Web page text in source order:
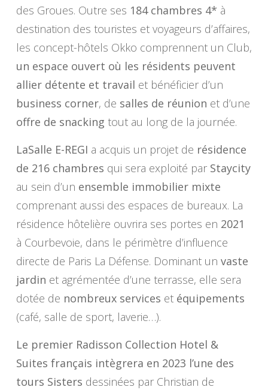
des Groues. Outre ses 184 chambres 4* à
destination des touristes et voyageurs d’affaires,
les concept-hôtels Okko comprennent un Club,
un espace ouvert où les résidents peuvent
allier détente et travail et bénéficier d’un
business corner, de salles de réunion et d’une
offre de snacking tout au long de la journée.
LaSalle E-REGI a acquis un projet de résidence
de 216 chambres qui sera exploité par Staycity
au sein d’un ensemble immobilier mixte
comprenant aussi des espaces de bureaux. La
résidence hôtelière ouvrira ses portes en 2021
à Courbevoie, dans le périmètre d’influence
directe de Paris La Défense. Dominant un vaste
jardin et agrémentée d’une terrasse, elle sera
dotée de nombreux services et équipements
(café, salle de sport, laverie…).
Le premier Radisson Collection Hotel &
Suites français intègrera en 2023 l’une des
tours Sisters dessinées par Christian de